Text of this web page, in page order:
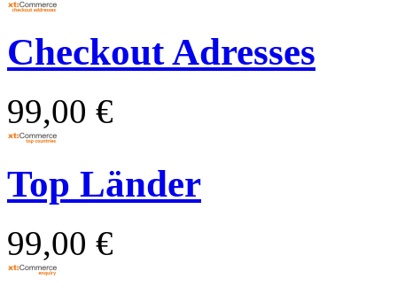
Checkout Adresses
99,00 €
Top Länder
99,00 €